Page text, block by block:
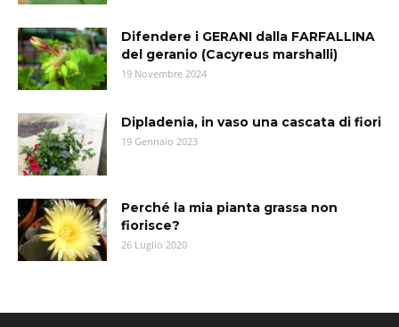
Difendere i GERANI dalla FARFALLINA
del geranio (Cacyreus marshalli)
19 Novembre 2024
Dipladenia, in vaso una cascata di fiori
19 Gennaio 2023
Perché la mia pianta grassa non
fiorisce?
26 Luglio 2020